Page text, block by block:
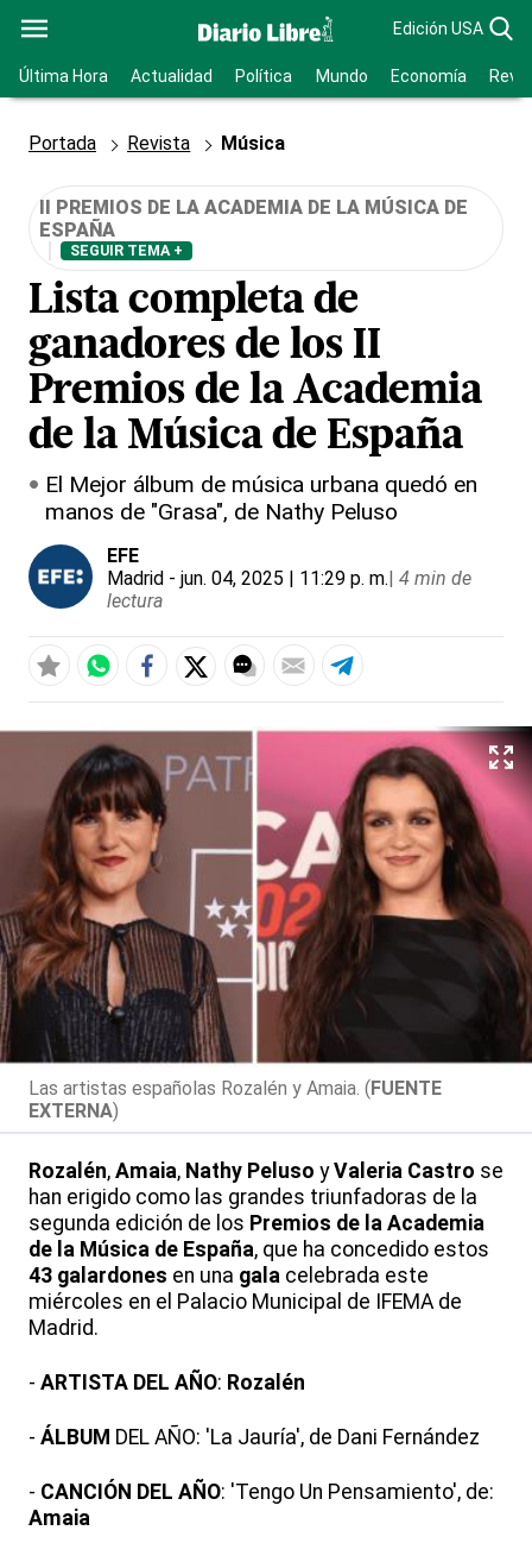
Edición USA
Última Hora Actualidad Política Mundo Economía
Portada Revista Música
II PREMIOS DE LA ACADEMIA DE LA MÚSICA DE
ESPAÑA
SEGUIR TEMA +
Lista completa de
ganadores de los II
Premios de la Academia
de la Música de España
El Mejor álbum de música urbana quedó en
manos de "Grasa", de Nathy Peluso
EFE
Madrid - jun. 04, 2025 | 11:29 p. m.| 4 min de
lectura
Las artistas españolas Rozalén y Amaia. (FUENTE
EXTERNA)
Rozalén, Amaia, Nathy Peluso yValeria Castro se
han erigido como las grandes triunfadoras de la
segunda edición de los Premios de la Academia
de la Música de España, que ha concedido estos
43 galardones en una gala celebrada este
miércoles en el Palacio Municipal de IFEMA de
Madrid.
- ARTISTA DEL AÑO: Rozalén
- ÁLBUM DEL AÑO: 'La Jauría', de Dani Fernández
- CANCIÓN DEL AÑO: 'Tengo Un Pensamiento', de:
Amaia